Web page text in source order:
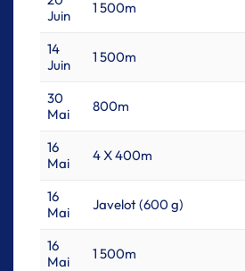
Juin
1 500m
14
Juin
1 500m
30
Mai
800m
16
Mai
4 X 400m
16
Mai
Javelot (600 g)
16
Mai
1 500m